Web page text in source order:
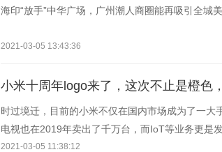
海印“放手”中华广场，广州潮人商圈能再吸引全城
2021-03-05 13:43:36
小米十周年logo来了，这次不止是橙色
时过境迁，目前的小米不仅在国内市场成为了一
电视也在2019年卖出了千万台，而IoT等业务更是
2021-03-05 11:38:12